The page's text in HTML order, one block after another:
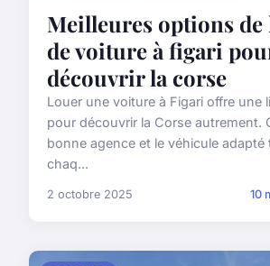
Meilleures options de
de voiture à figari
découvrir la corse
Louer une voiture à Figari offre une
pour découvrir la Corse autrement.
bonne agence et le véhicule adapté
chaq...
2 octobre 2025 10